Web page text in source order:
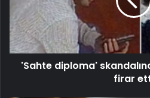
'Sahte diploma'
firar